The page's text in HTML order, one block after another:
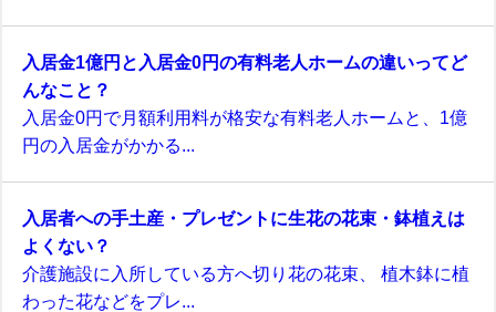
入居金1億円と入居金0円の有料老人ホームの違いってど
んなこと？
入居金0円で月額利用料が格安な有料老人ホームと、1億
円の入居金がかかる...
入居者への手土産・プレゼントに生花の花束・鉢植えは
よくない？
介護施設に入所している方へ切り花の花束、 植木鉢に植
わった花などをプレ...